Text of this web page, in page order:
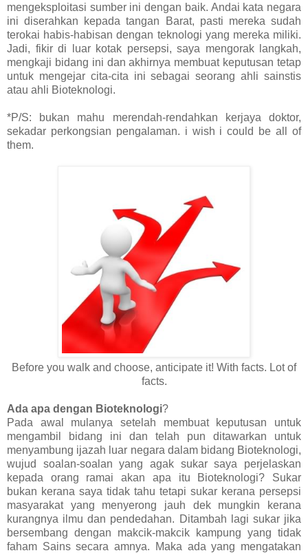
mengeksploitasi sumber ini dengan baik. Andai kata negara
ini diserahkan kepada tangan Barat, pasti mereka sudah
terokai habis-habisan dengan teknologi yang mereka miliki.
Jadi, fikir di luar kotak persepsi, saya mengorak langkah,
mengkaji bidang ini dan akhirnya membuat keputusan tetap
untuk mengejar cita-cita ini sebagai seorang ahli sainstis
atau ahli Bioteknologi.
*P/S: bukan mahu merendah-rendahkan kerjaya doktor,
sekadar perkongsian pengalaman. i wish i could be all of
them.
Before you walk and choose, anticipate it! With facts. Lot of
facts.
Ada apa dengan Bioteknologi?
Pada awal mulanya setelah membuat keputusan untuk
mengambil bidang ini dan telah pun ditawarkan untuk
menyambung ijazah luar negara dalam bidang Bioteknologi,
wujud soalan-soalan yang agak sukar saya perjelaskan
kepada orang ramai akan apa itu Bioteknologi? Sukar
bukan kerana saya tidak tahu tetapi sukar kerana persepsi
masyarakat yang menyerong jauh dek mungkin kerana
kurangnya ilmu dan pendedahan. Ditambah lagi sukar jika
bersembang dengan makcik-makcik kampung yang tidak
faham Sains secara amnya. Maka ada yang mengatakan